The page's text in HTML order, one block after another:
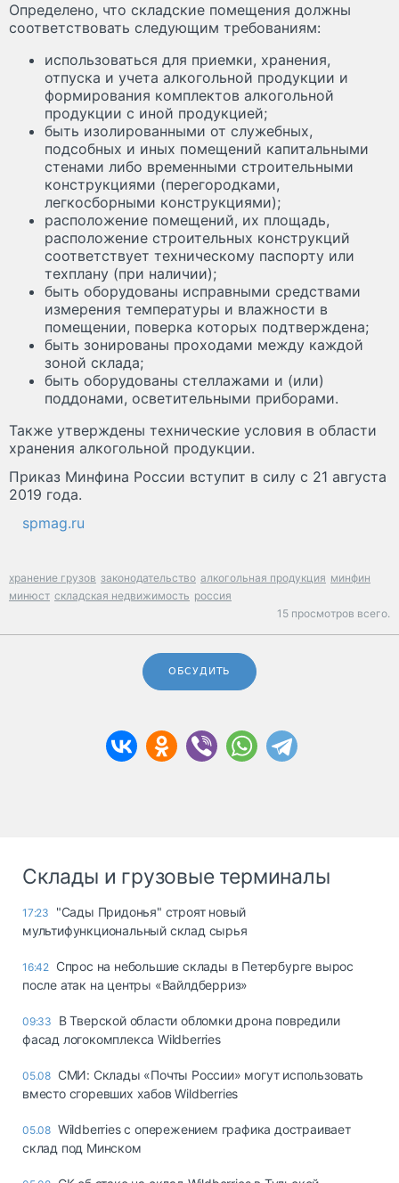
Определено, что складские помещения должны
соответствовать следующим требованиям:
использоваться для приемки, хранения,
отпуска и учета алкогольной продукции и
формирования комплектов алкогольной
продукции с иной продукцией;
быть изолированными от служебных,
подсобных и иных помещений капитальными
стенами либо временными строительными
конструкциями (перегородками,
легкосборными конструкциями);
расположение помещений, их площадь,
расположение строительных конструкций
соответствует техническому паспорту или
техплану (при наличии);
быть оборудованы исправными средствами
измерения температуры и влажности в
помещении, поверка которых подтверждена;
быть зонированы проходами между каждой
зоной склада;
быть оборудованы стеллажами и (или)
поддонами, осветительными приборами.
Также утверждены технические условия в области
хранения алкогольной продукции.
Приказ Минфина России вступит в силу с 21 августа
2019 года.
spmag.ru
хранение грузов законодательство алкогольная продукция минфин
минюст складская недвижимость россия
15 просмотров всего.
ОБСУДИТЬ
Склады и грузовые терминалы
17:23
"Сады Придонья" строят новый
мультифункциональный склад сырья
16:42 Спрос на небольшие склады в Петербурге вырос
после атак на центры «Вайлдберриз»
09:33
В Тверской области обломки дрона повредили
фасад логокомплекса Wildberries
05.08 СМИ: Склады «Почты России» могут использовать
вместо сгоревших хабов Wildberries
05.08 Wildberries с опережением графика достраивает
склад под Минском